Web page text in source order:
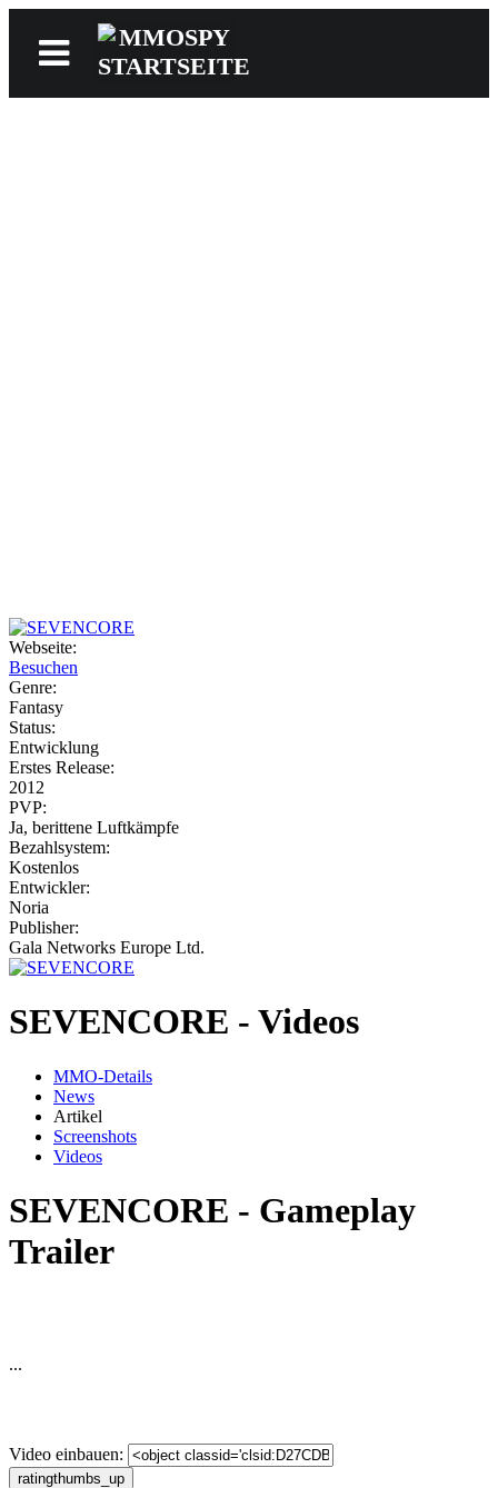
Webseite:
Besuchen
Genre:
Fantasy
Status:
Entwicklung
Erstes Release:
2012
PVP:
Ja, berittene Luftkämpfe
Bezahlsystem:
Kostenlos
Entwickler:
Noria
Publisher:
Gala Networks Europe Ltd.
SEVENCORE - Videos
MMO-Details
News
Artikel
Screenshots
Videos
SEVENCORE - Gameplay
Trailer
...
Video einbauen: